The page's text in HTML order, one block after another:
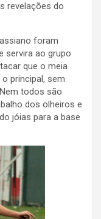
revelações do
foram
servira ao grupo
que o meia
principal, sem
todos são
dos olheiros e
jóias para a base